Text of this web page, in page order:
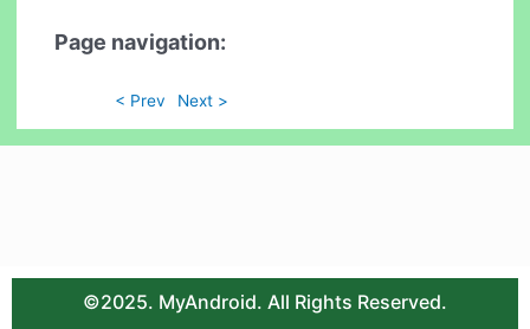
Page navigation:
< Prev Next >
©2025. MyAndroid. All Rights Reserved.